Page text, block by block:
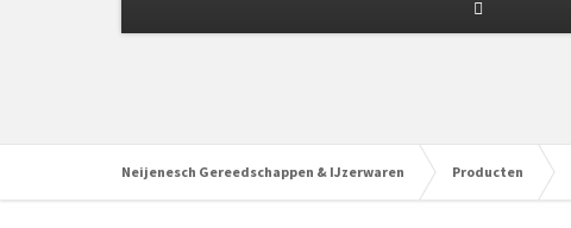
Neijenesch Gereedschappen & IJzerwaren Producten